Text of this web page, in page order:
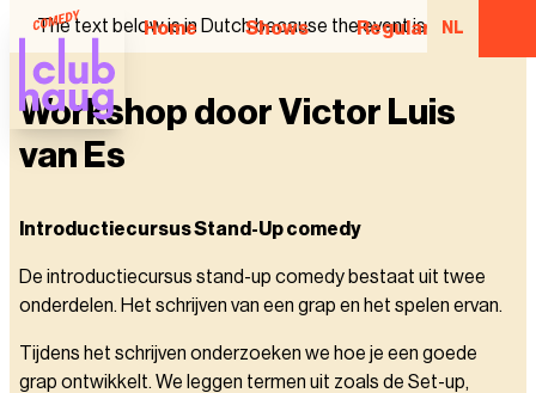
Home Shows Regular NL
The text below is in Dutch because the event is in Dutch.
Workshop door Victor Luis
van Es
Introductiecursus Stand-Up comedy
De introductiecursus stand-up comedy bestaat uit twee
onderdelen. Het schrijven van een grap en het spelen ervan.
Tijdens het schrijven onderzoeken we hoe je een goede
grap ontwikkelt. We leggen termen uit zoals de Set-up,